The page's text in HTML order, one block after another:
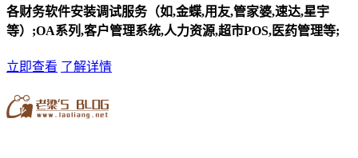
各财务软件安装调试服务（如,金蝶,用友,管家婆,速达,星宇
等）;OA系列,客户管理系统,人力资源,超市POS,医药管理等;
立即查看 了解详情